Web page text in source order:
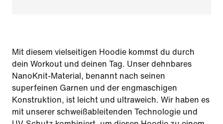
Mit diesem vielseitigen Hoodie kommst du durch
dein Workout und deinen Tag. Unser dehnbares
NanoKnit-Material, benannt nach seinen
superfeinen Garnen und der engmaschigen
Konstruktion, ist leicht und ultraweich. Wir haben es
mit unserer schweißableitenden Technologie und